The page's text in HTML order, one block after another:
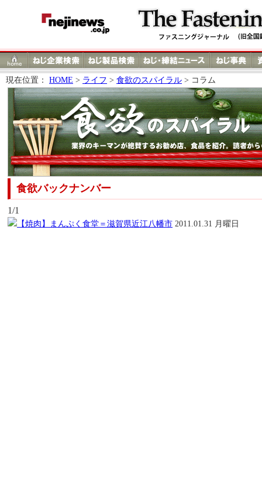
現在位置： HOME > ライフ > 食欲のスパイラル > コラム
食欲バックナンバー
1/1
【焼肉】まんぷく食堂＝滋賀県近江八幡市 2011.01.31 月曜日